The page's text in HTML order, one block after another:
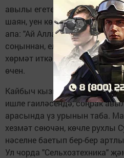
авылы егетен дә шунда
шаян, уен көлкеле, тәвәккәл
апа: "Ай Аллам, мишәрләр бит
соңыннан, еллар үткәч,
хөрмәт иткән кияүләрнең
өчен.
Кайбыч кызы да, башлап
ишле гаиләсендә, соңрак
арасында үз урынын таба.
хезмәт сөючән, көчле рухлы
нәселне баетып бер-бер
Ул чорда "Сельхозтехника"